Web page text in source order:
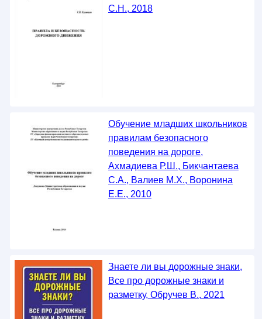
С.Н., 2018
Обучение младших школьников
правилам безопасного
поведения на дороге,
Ахмадиева Р.Ш., Бикчантаева
С.А., Валиев М.Х., Воронина
Е.Е., 2010
Знаете ли вы дорожные знаки,
Все про дорожные знаки и
разметку, Обручев В., 2021